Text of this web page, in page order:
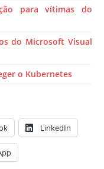
para vítimas do
do Microsoft Visual
o Kubernetes
LinkedIn